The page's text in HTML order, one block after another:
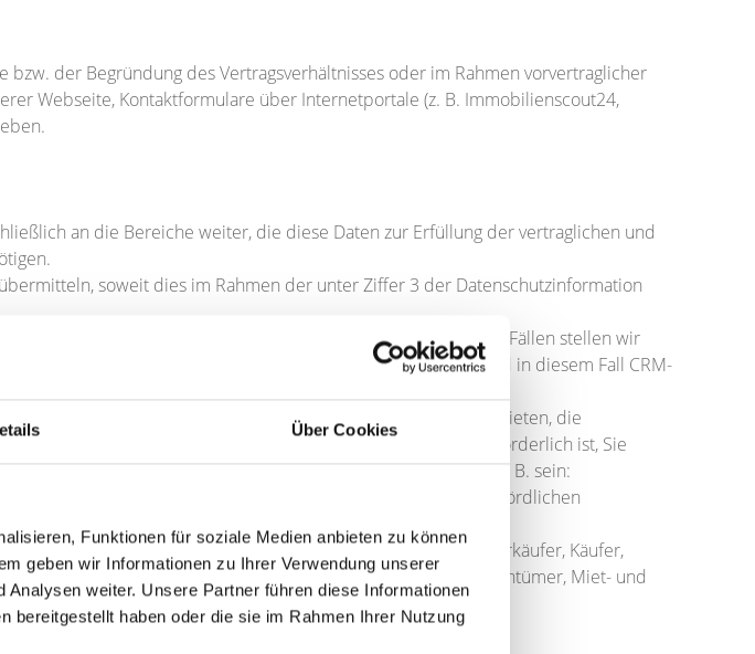
Über Cookies
Funktionen für soziale Medien anbieten zu können
geben wir Informationen zu Ihrer Verwendung unserer
weiter. Unsere Partner führen diese Informationen
bereitgestellt haben oder die sie im Rahmen Ihrer Nutzung
der Begründung des Vertragsverhältnisses oder im Rahmen vorvertraglicher
Webseite, Kontaktformulare über Internetportale (z. B. Immobilienscout24,
an die Bereiche weiter, die diese Daten zur Erfüllung der vertraglichen und
soweit dies im Rahmen der unter Ziffer 3 der Datenschutzinformation
nach Art. 28 DSGVO verarbeitet. In diesen Fällen stellen wir
Grundverordnung erfolgt. Die Kategorien von Empfängern sind in diesem Fall CRM-
nur, soweit gesetzliche Bestimmungen dies erlauben oder gebieten, die
hin, zur Durchführung von vorvertraglichen Maßnahmen erforderlich ist, Sie
können Empfänger personenbezogener Daten z. B. sein:
Finanzamt) bei Vorliegen einer gesetzlichen oder behördlichen
erforderlich ist, wie z. B. Finanzdienstleister, Notare, Verkäufer, Käufer,
Bevollmächtigte, Testamentsvollstrecker, Mieter, Mit-Eigentümer, Miet- und
zur Datenübermittlung erteilt haben.